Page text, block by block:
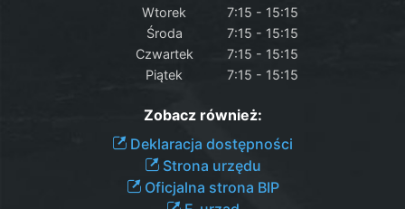
Wtorek
7:15 - 15:15
Środa
7:15 - 15:15
Czwartek
7:15 - 15:15
Piątek
7:15 - 15:15
Zobacz również:
Deklaracja dostępności
Strona urzędu
Oficjalna strona BIP